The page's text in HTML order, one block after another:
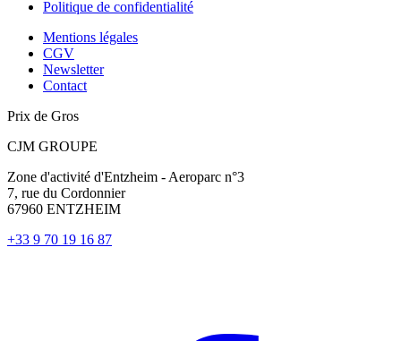
Politique de confidentialité
Mentions légales
CGV
Newsletter
Contact
Prix de Gros
CJM GROUPE
Zone d'activité d'Entzheim - Aeroparc n°3
7, rue du Cordonnier
67960 ENTZHEIM
+33 9 70 19 16 87